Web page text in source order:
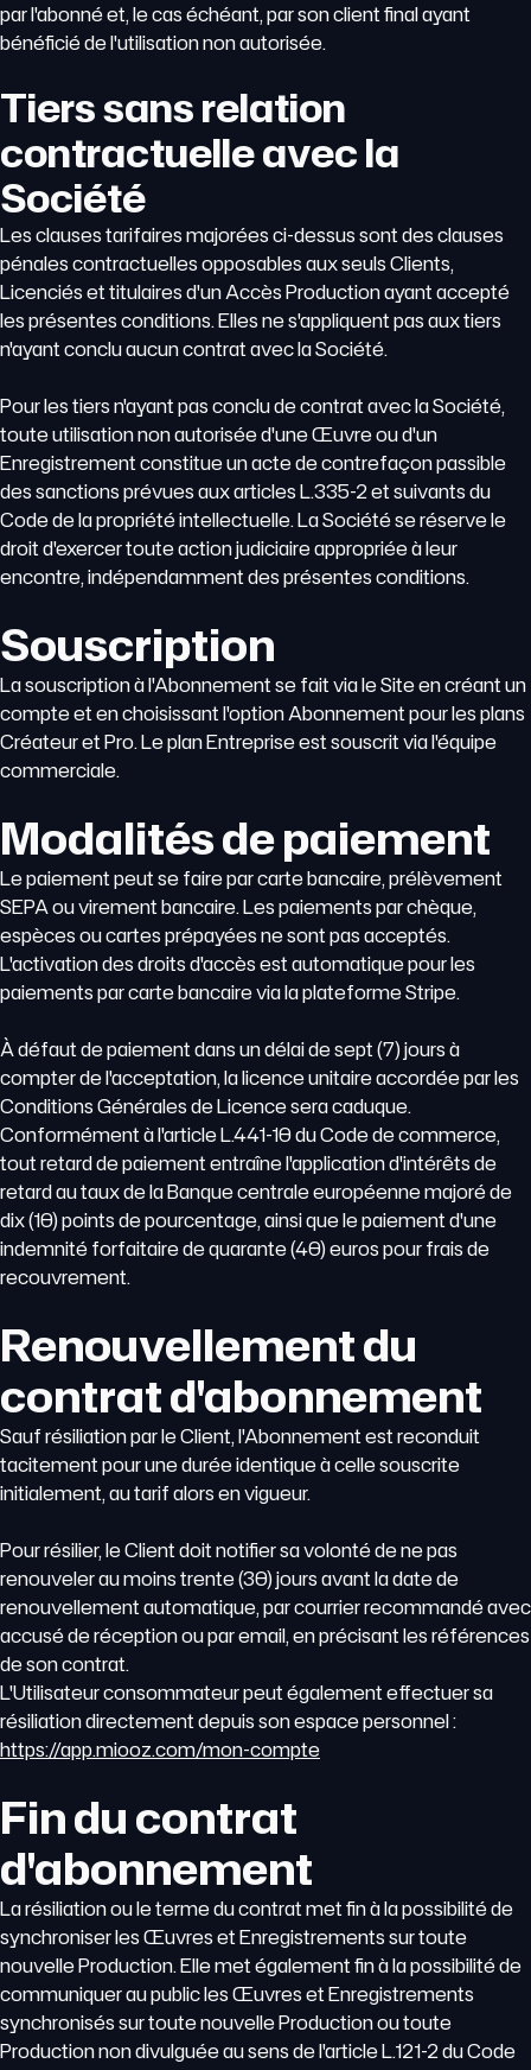
par l'abonné et, le cas échéant, par son client final ayant
bénéficié de l'utilisation non autorisée.
Tiers sans relation
contractuelle avec la
Société
Les clauses tarifaires majorées ci-dessus sont des clauses
pénales contractuelles opposables aux seuls Clients,
Licenciés et titulaires d'un Accès Production ayant accepté
les présentes conditions. Elles ne s'appliquent pas aux tiers
n'ayant conclu aucun contrat avec la Société.
Pour les tiers n'ayant pas conclu de contrat avec la Société,
toute utilisation non autorisée d'une Œuvre ou d'un
Enregistrement constitue un acte de contrefaçon passible
des sanctions prévues aux articles L.335-2 et suivants du
Code de la propriété intellectuelle. La Société se réserve le
droit d'exercer toute action judiciaire appropriée à leur
encontre, indépendamment des présentes conditions.
Souscription
La souscription à l'Abonnement se fait via le Site en créant un
compte et en choisissant l'option Abonnement pour les plans
Créateur et Pro. Le plan Entreprise est souscrit via l'équipe
commerciale.
Modalités de paiement
Le paiement peut se faire par carte bancaire, prélèvement
SEPA ou virement bancaire. Les paiements par chèque,
espèces ou cartes prépayées ne sont pas acceptés.
L'activation des droits d'accès est automatique pour les
paiements par carte bancaire via la plateforme Stripe.
À défaut de paiement dans un délai de sept (7) jours à
compter de l'acceptation, la licence unitaire accordée par les
Conditions Générales de Licence sera caduque.
Conformément à l'article L.441-10 du Code de commerce,
tout retard de paiement entraîne l'application d'intérêts de
retard au taux de la Banque centrale européenne majoré de
dix (10) points de pourcentage, ainsi que le paiement d'une
indemnité forfaitaire de quarante (40) euros pour frais de
recouvrement.
Renouvellement du
contrat d'abonnement
Sauf résiliation par le Client, l'Abonnement est reconduit
tacitement pour une durée identique à celle souscrite
initialement, au tarif alors en vigueur.
Pour résilier, le Client doit notifier sa volonté de ne pas
renouveler au moins trente (30) jours avant la date de
renouvellement automatique, par courrier recommandé avec
accusé de réception ou par email, en précisant les références
de son contrat.
L'Utilisateur consommateur peut également effectuer sa
résiliation directement depuis son espace personnel :
https://app.miooz.com/mon-compte
Fin du contrat
d'abonnement
La résiliation ou le terme du contrat met fin à la possibilité de
synchroniser les Œuvres et Enregistrements sur toute
nouvelle Production. Elle met également fin à la possibilité de
communiquer au public les Œuvres et Enregistrements
synchronisés sur toute nouvelle Production ou toute
Production non divulguée au sens de l'article L.121-2 du Code